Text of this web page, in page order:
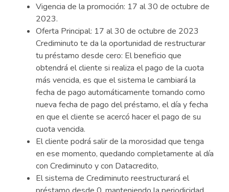
Vigencia de la promoción: 17 al 30 de octubre de
2023.
Oferta Principal: 17 al 30 de octubre de 2023
Crediminuto te da la oportunidad de restructurar
tu préstamo desde cero: El beneficio que
obtendrá el cliente si realiza el pago de la cuota
más vencida, es que el sistema le cambiará la
fecha de pago automáticamente tomando como
nueva fecha de pago del préstamo, el día y fecha
en que el cliente se acercó hacer el pago de su
cuota vencida.
El cliente podrá salir de la morosidad que tenga
en ese momento, quedando completamente al día
con Crediminuto y con Datacredito,
El sistema de Crediminuto reestructurará el